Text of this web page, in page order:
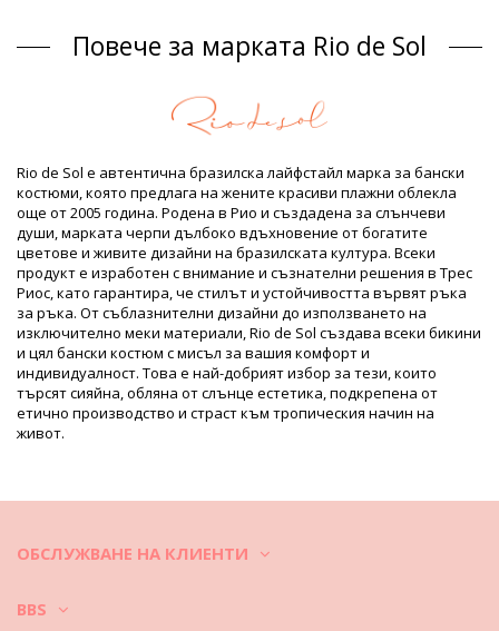
Състав
Подплата: 84% Polyamide, 16% Elastane - Oeko-Tex
Продуктова информация
Отдел: ЖЕНИ, Горнища на бански
Пакетът включва: 1 x Горнища на бански (Други аксесоари
не са включени)
HS CODE: 6112.41.0010
SKU: 1981127966
EAN: S (7899810479860), M (7899810479853), L (7899810479723)
Тегло: 55g / 0.12lb / 1.94oz
Ретуширани снимки
Инструкции за пране и грижа
Инструкции за грижа за: Rio de Sol Top King Tri-Mini
Искате ли да се наслаждавате на новите си бикини повече от
Директният контакт с повърхности като бетон, камъни (напр.
Повече за марката Rio de Sol
Rio de Sol е автентична бразилска лайфстайл марка за бански
костюми, която предлага на жените красиви плажни облекла
още от 2005 година. Родена в Рио и създадена за слънчеви
души, марката черпи дълбоко вдъхновение от богатите
цветове и живите дизайни на бразилската култура. Всеки
продукт е изработен с внимание и съзнателни решения в Трес
Риос, като гарантира, че стилът и устойчивостта вървят ръка
за ръка. От съблазнителни дизайни до използването на
изключително меки материали, Rio de Sol създава всеки бикини
и цял бански костюм с мисъл за вашия комфорт и
индивидуалност. Това е най-добрият избор за тези, които
търсят сияйна, обляна от слънце естетика, подкрепена от
етично производство и страст към тропическия начин на
живот.
ОБСЛУЖВАНЕ НА КЛИЕНТИ
BBS